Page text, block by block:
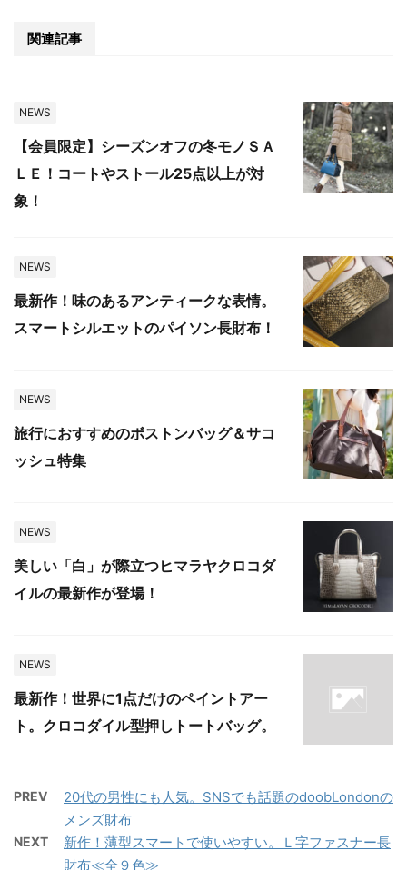
関連記事
NEWS
【会員限定】シーズンオフの冬モノＳＡ
ＬＥ！コートやストール25点以上が対
象！
NEWS
最新作！味のあるアンティークな表情。
スマートシルエットのパイソン長財布！
NEWS
旅行におすすめのボストンバッグ＆サコ
ッシュ特集
NEWS
美しい「白」が際立つヒマラヤクロコダ
イルの最新作が登場！
NEWS
最新作！世界に1点だけのペイントアー
ト。クロコダイル型押しトートバッグ。
PREV
20代の男性にも人気。SNSでも話題のdoobLondonの
メンズ財布
NEXT
新作！薄型スマートで使いやすい。Ｌ字ファスナー長
財布≪全９色≫